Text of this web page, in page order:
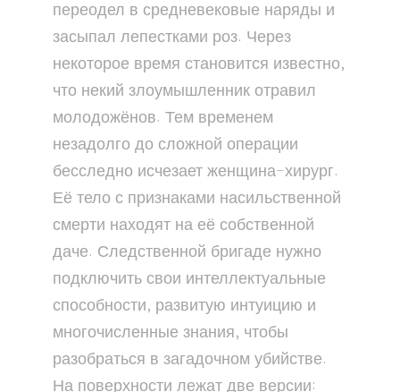
переодел в средневековые наряды и
засыпал лепестками роз. Через
некоторое время становится известно,
что некий злоумышленник отравил
молодожёнов. Тем временем
незадолго до сложной операции
бесследно исчезает женщина-хирург.
Её тело с признаками насильственной
смерти находят на её собственной
даче. Следственной бригаде нужно
подключить свои интеллектуальные
способности, развитую интуицию и
многочисленные знания, чтобы
разобраться в загадочном убийстве.
На поверхности лежат две версии: